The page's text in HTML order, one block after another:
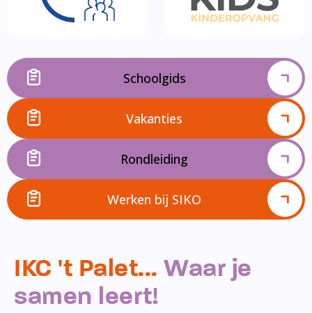
Schoolgids
Vakanties
Rondleiding
Werken bij SIKO
IKC 't Palet... Waar je
samen leert!